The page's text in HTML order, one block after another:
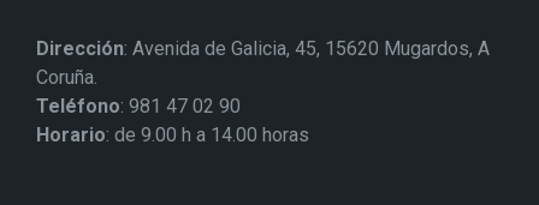
Dirección: Avenida de Galicia, 45, 15620 Mugardos, A
Coruña.
Teléfono: 981 47 02 90
Horario: de 9.00 h a 14.00 horas